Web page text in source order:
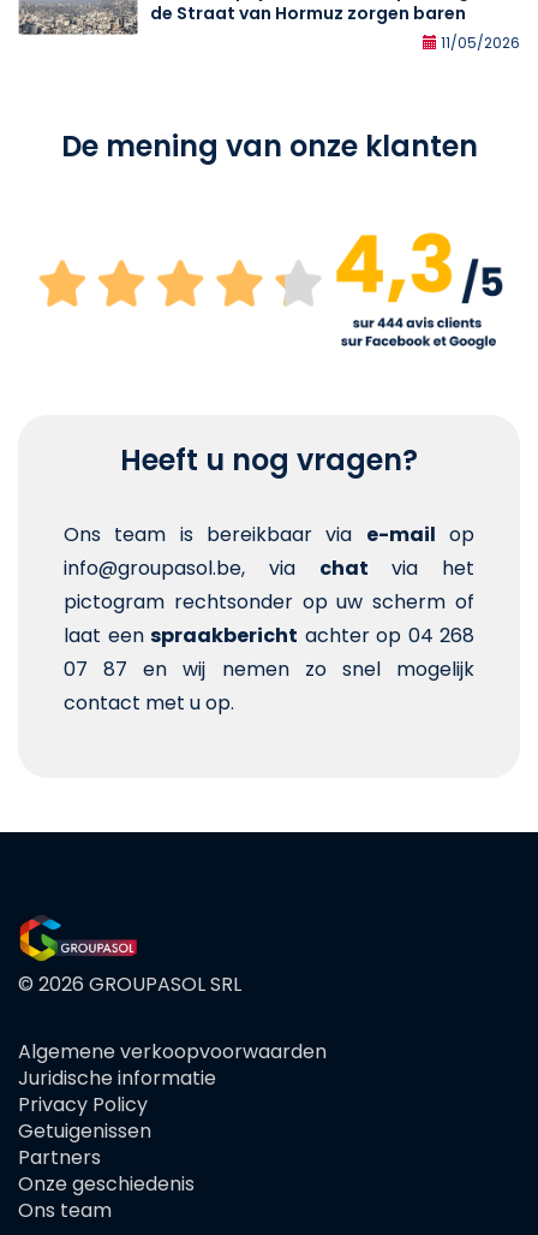
de Straat van Hormuz zorgen baren
11/05/2026
De mening van onze klanten
Heeft u nog vragen?
Ons team is bereikbaar via e-mail op
info@groupasol.be, via chat via het
pictogram rechtsonder op uw scherm of
laat een spraakbericht achter op 04 268
07 87 en wij nemen zo snel mogelijk
contact met u op.
© 2026 GROUPASOL SRL
FOOTER
MENU
Algemene verkoopvoorwaarden
Juridische informatie
Privacy Policy
Getuigenissen
Partners
Onze geschiedenis
Ons team